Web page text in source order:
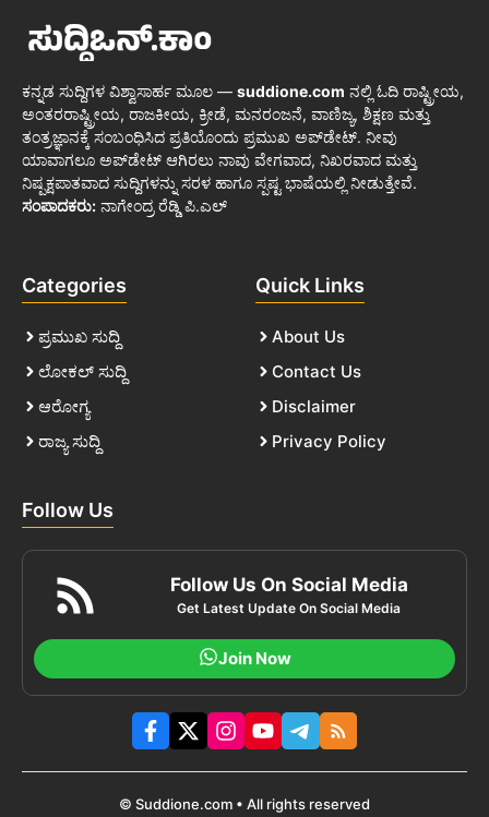
ಕನ್ನಡ ಸುದ್ದಿಗಳ ವಿಶ್ವಾಸಾರ್ಹ ಮೂಲ — suddione.com ನಲ್ಲಿ ಓದಿ ರಾಷ್ಟ್ರೀಯ,
ಅಂತರರಾಷ್ಟ್ರೀಯ, ರಾಜಕೀಯ, ಕ್ರೀಡೆ, ಮನರಂಜನೆ, ವಾಣಿಜ್ಯ, ಶಿಕ್ಷಣ ಮತ್ತು
ತಂತ್ರಜ್ಞಾನಕ್ಕೆ ಸಂಬಂಧಿಸಿದ ಪ್ರತಿಯೊಂದು ಪ್ರಮುಖ ಅಪ್‌ಡೇಟ್. ನೀವು
ಯಾವಾಗಲೂ ಅಪ್‌ಡೇಟ್ ಆಗಿರಲು ನಾವು ವೇಗವಾದ, ನಿಖರವಾದ ಮತ್ತು
ನಿಷ್ಪಕ್ಷಪಾತವಾದ ಸುದ್ದಿಗಳನ್ನು ಸರಳ ಹಾಗೂ ಸ್ಪಷ್ಟ ಭಾಷೆಯಲ್ಲಿ ನೀಡುತ್ತೇವೆ.
ಸಂಪಾದಕರು: ನಾಗೇಂದ್ರ ರೆಡ್ಡಿ ಪಿ.ಎಲ್
Categories
ಪ್ರಮುಖ ಸುದ್ದಿ
ಲೋಕಲ್ ಸುದ್ದಿ
ಆರೋಗ್ಯ
ರಾಜ್ಯ ಸುದ್ದಿ
Quick Links
About Us
Contact Us
Disclaimer
Privacy Policy
Follow Us
Follow Us On Social Media
Get Latest Update On Social Media
Join Now
© Suddione.com • All rights reserved